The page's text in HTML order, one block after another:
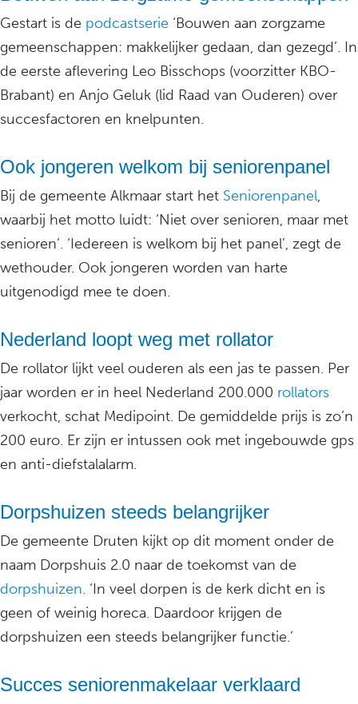
Gestart is de podcastserie ‘Bouwen aan zorgzame
gemeenschappen: makkelijker gedaan, dan gezegd’. In
de eerste aflevering Leo Bisschops (voorzitter KBO-
Brabant) en Anjo Geluk (lid Raad van Ouderen) over
succesfactoren en knelpunten.
Ook jongeren welkom bij seniorenpanel
Bij de gemeente Alkmaar start het Seniorenpanel,
waarbij het motto luidt: ‘Niet over senioren, maar met
senioren’. ‘Iedereen is welkom bij het panel’, zegt de
wethouder. Ook jongeren worden van harte
uitgenodigd mee te doen.
Nederland loopt weg met rollator
De rollator lijkt veel ouderen als een jas te passen. Per
jaar worden er in heel Nederland 200.000 rollators
verkocht, schat Medipoint. De gemiddelde prijs is zo’n
200 euro. Er zijn er intussen ook met ingebouwde gps
en anti-diefstalalarm.
Dorpshuizen steeds belangrijker
De gemeente Druten kijkt op dit moment onder de
naam Dorpshuis 2.0 naar de toekomst van de
dorpshuizen. ‘In veel dorpen is de kerk dicht en is
geen of weinig horeca. Daardoor krijgen de
dorpshuizen een steeds belangrijker functie.’
Succes seniorenmakelaar verklaard